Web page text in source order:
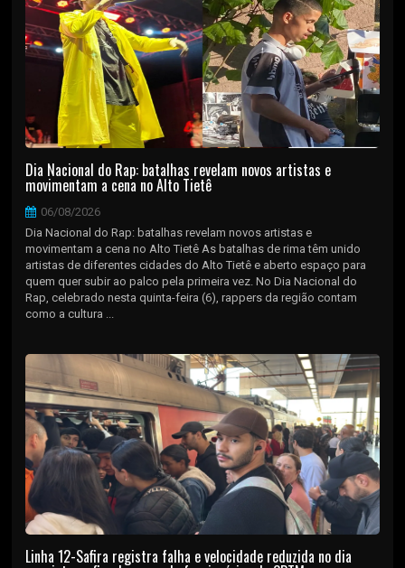
Dia Nacional do Rap: batalhas revelam novos artistas e
movimentam a cena no Alto Tietê
06/08/2026
Dia Nacional do Rap: batalhas revelam novos artistas e
movimentam a cena no Alto Tietê As batalhas de rima têm unido
artistas de diferentes cidades do Alto Tietê e aberto espaço para
quem quer subir ao palco pela primeira vez. No Dia Nacional do
Rap, celebrado nesta quinta-feira (6), rappers da região contam
como a cultura ...
Linha 12-Safira registra falha e velocidade reduzida no dia